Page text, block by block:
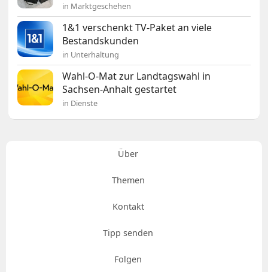
in Marktgeschehen
1&1 verschenkt TV-Paket an viele
Bestandskunden
in Unterhaltung
Wahl-O-Mat zur Landtagswahl in
Sachsen-Anhalt gestartet
in Dienste
Über
Themen
Kontakt
Tipp senden
Folgen